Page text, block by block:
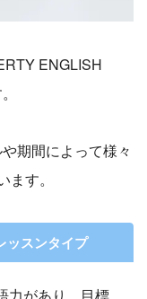
ENGLISH
期間によって様々
す。
スンタイプ
力があり、目標